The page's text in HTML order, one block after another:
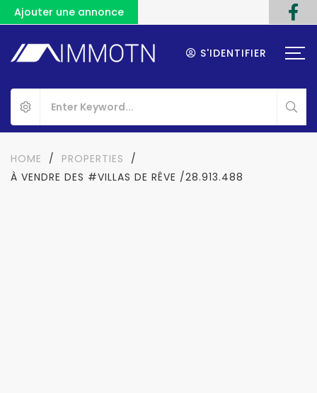
Ajouter une annonce
S'IDENTIFIER
HOME / PROPERTIES
/
À VENDRE DES #VILLAS DE RÊVE /28.913.488